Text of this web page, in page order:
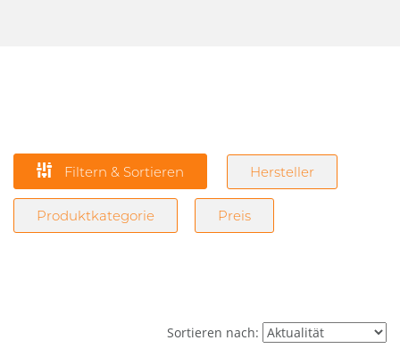
Filtern & Sortieren Hersteller
Produktkategorie Preis
Sortieren nach: